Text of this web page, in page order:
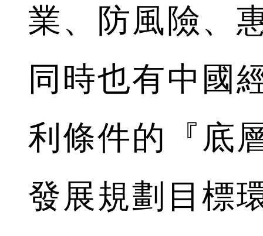
業、防風險、
同時也有中國
利條件的『底
發展規劃目標